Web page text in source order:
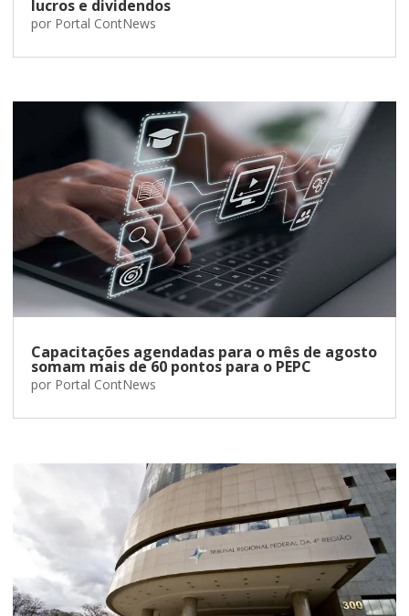
lucros e dividendos
por Portal ContNews
Capacitações agendadas para o mês de agosto
somam mais de 60 pontos para o PEPC
por Portal ContNews